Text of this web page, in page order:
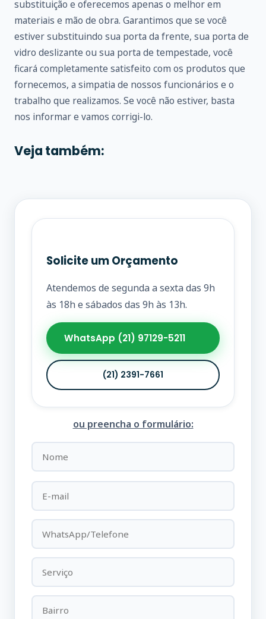
substituição e oferecemos apenas o melhor em
materiais e mão de obra. Garantimos que se você
estiver substituindo sua porta da frente, sua porta de
vidro deslizante ou sua porta de tempestade, você
ficará completamente satisfeito com os produtos que
fornecemos, a simpatia de nossos funcionários e o
trabalho que realizamos. Se você não estiver, basta
nos informar e vamos corrigi-lo.
Veja também:
Solicite um Orçamento
Atendemos de segunda a sexta das 9h
às 18h e sábados das 9h às 13h.
WhatsApp (21) 97129-5211
(21) 2391-7661
ou preencha o formulário: